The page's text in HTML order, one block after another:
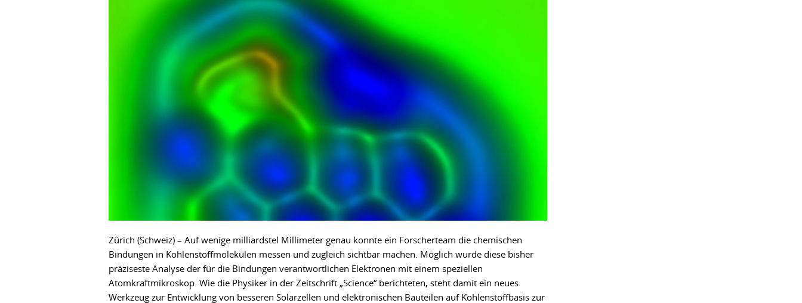
Zürich (Schweiz) – Auf wenige milliardstel Millimeter genau konnte ein Forscherteam die chemischen
Bindungen in Kohlenstoffmolekülen messen und zugleich sichtbar machen. Möglich wurde diese bisher
präziseste Analyse der für die Bindungen verantwortlichen Elektronen mit einem speziellen
Atomkraftmikroskop. Wie die Physiker in der Zeitschrift „Science“ berichteten, steht damit ein neues
Werkzeug zur Entwicklung von besseren Solarzellen und elektronischen Bauteilen auf Kohlenstoffbasis zur